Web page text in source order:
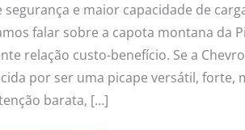
segurança e maior capacidade de
falar sobre a capota montana da
relação custo-benefício. Se a
por ser uma picape versátil, forte,
barata, […]